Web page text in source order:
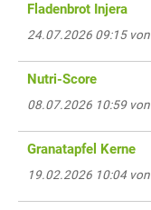
Fladenbrot Injera
24.07.2026 09:15 von
Nutri-Score
08.07.2026 10:59 von
Granatapfel Kerne
19.02.2026 10:04 von